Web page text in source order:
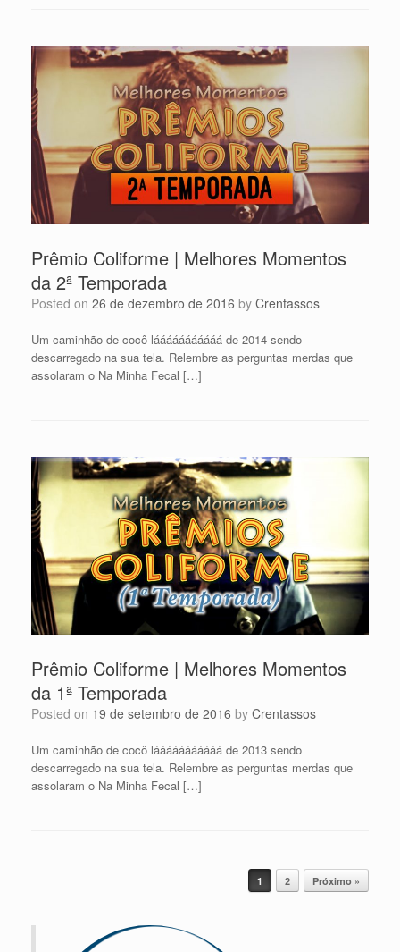
Prêmio Coliforme | Melhores Momentos
da 2ª Temporada
Posted on 26 de dezembro de 2016 by Crentassos
Um caminhão de cocô lááááááááááá de 2014 sendo
descarregado na sua tela. Relembre as perguntas merdas que
assolaram o Na Minha Fecal […]
Prêmio Coliforme | Melhores Momentos
da 1ª Temporada
Posted on 19 de setembro de 2016 by Crentassos
Um caminhão de cocô lááááááááááá de 2013 sendo
descarregado na sua tela. Relembre as perguntas merdas que
assolaram o Na Minha Fecal […]
1 2 Próximo »